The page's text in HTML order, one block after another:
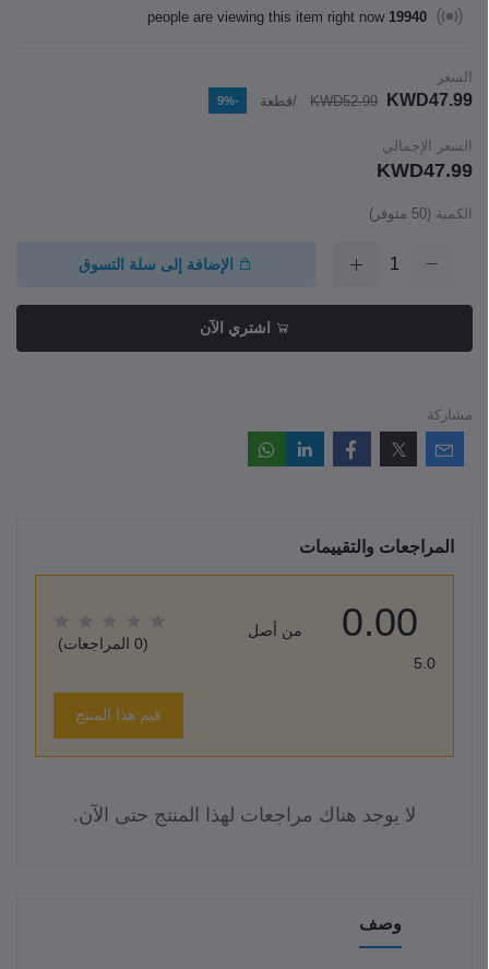
19940
السعر
KWD47.99
KWD52.99 /قطعة -9%
السعر الإجمالي
KWD47.99
الكمية (
50 متوفر)
الإضافة إلى سلة التسوق
اشتري الآن
مشاركة
المراجعات والتقييمات
0.00
من أصل
5.0
(0 المراجعات)
قيم هذا المنتج
لا يوجد هناك مراجعات لهذا المنتج حتى الآن.
وصف